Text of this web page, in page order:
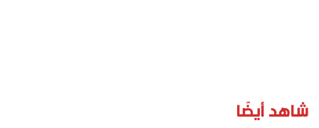
شاهد أيضًا